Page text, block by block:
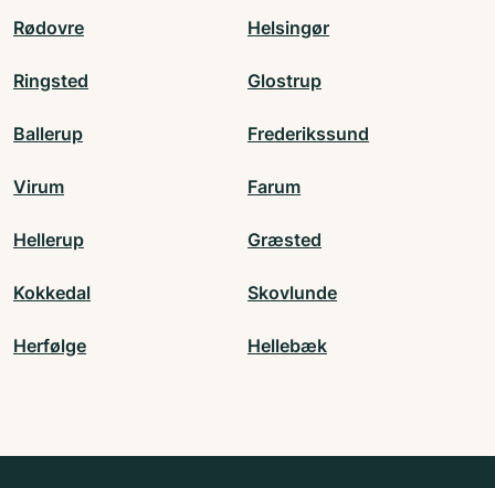
Rødovre Helsingør
Ringsted Glostrup
Ballerup Frederikssund
Virum Farum
Hellerup Græsted
Kokkedal Skovlunde
Herfølge Hellebæk